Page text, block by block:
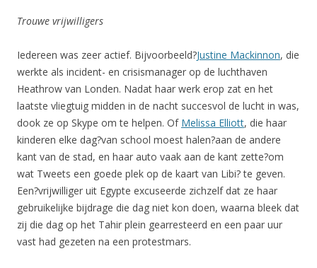
Trouwe vrijwilligers
Iedereen was zeer actief. Bijvoorbeeld?Justine Mackinnon, die
werkte als incident- en crisismanager op de luchthaven
Heathrow van Londen. Nadat haar werk erop zat en het
laatste vliegtuig midden in de nacht succesvol de lucht in was,
dook ze op Skype om te helpen. Of Melissa Elliott, die haar
kinderen elke dag?van school moest halen?aan de andere
kant van de stad, en haar auto vaak aan de kant zette?om
wat Tweets een goede plek op de kaart van Libi? te geven.
Een?vrijwilliger uit Egypte excuseerde zichzelf dat ze haar
gebruikelijke bijdrage die dag niet kon doen, waarna bleek dat
zij die dag op het Tahir plein gearresteerd en een paar uur
vast had gezeten na een protestmars.